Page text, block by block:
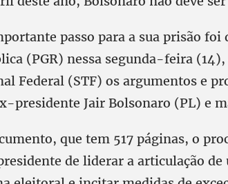
passo para a sua prisão foi
(PGR) nessa segunda-feira
Federal (STF) os argumentos e
presidente Jair Bolsonaro (PL) e
que tem 517 páginas, o
de liderar a articulação de